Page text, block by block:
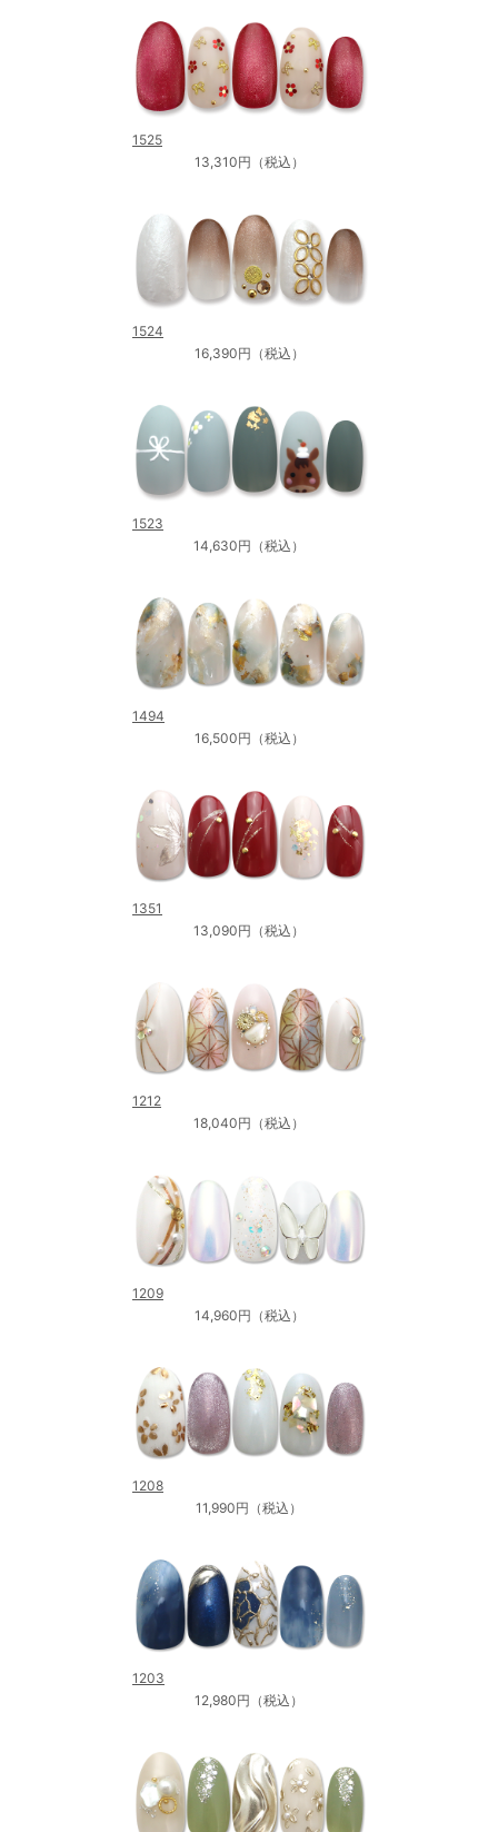
1525
13,310円（税込）
1524
16,390円（税込）
1523
14,630円（税込）
1494
16,500円（税込）
1351
13,090円（税込）
1212
18,040円（税込）
1209
14,960円（税込）
1208
11,990円（税込）
1203
12,980円（税込）